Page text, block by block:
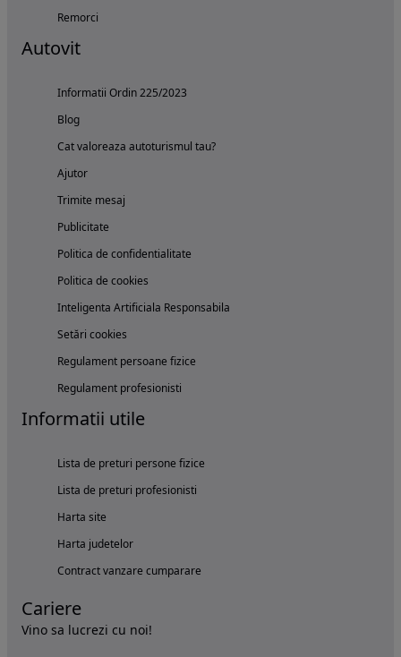
Remorci
Autovit
Informatii Ordin 225/2023
Blog
Cat valoreaza autoturismul tau?
Ajutor
Trimite mesaj
Publicitate
Politica de confidentialitate
Politica de cookies
Inteligenta Artificiala Responsabila
Setări cookies
Regulament persoane fizice
Regulament profesionisti
Informatii utile
Lista de preturi persone fizice
Lista de preturi profesionisti
Harta site
Harta judetelor
Contract vanzare cumparare
Cariere
Vino sa lucrezi cu noi!